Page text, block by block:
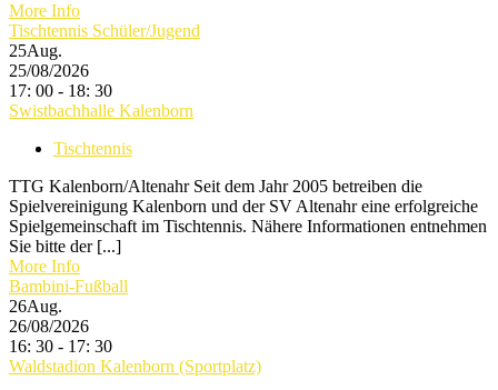
More Info
Tischtennis Schüler/Jugend
25Aug.
25/08/2026
17: 00 - 18: 30
Swistbachhalle Kalenborn
Tischtennis
TTG Kalenborn/Altenahr Seit dem Jahr 2005 betreiben die
Spielvereinigung Kalenborn und der SV Altenahr eine erfolgreiche
Spielgemeinschaft im Tischtennis. Nähere Informationen entnehmen
Sie bitte der [...]
More Info
Bambini-Fußball
26Aug.
26/08/2026
16: 30 - 17: 30
Waldstadion Kalenborn (Sportplatz)